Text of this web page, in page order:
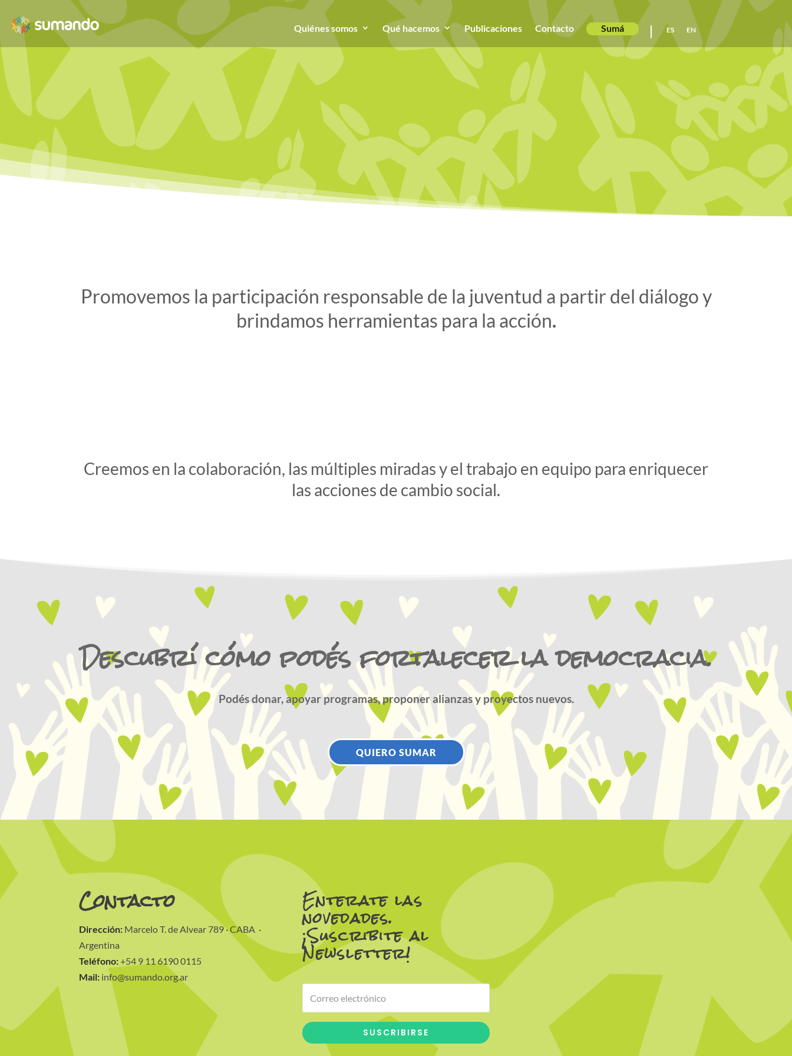
Quiénes somos Qué hacemos Publicaciones Contacto Sumá ES EN
Juventudes
Promovemos la participación responsable de la juventud a partir del diálogo y
brindamos herramientas para la acción.
Creemos en la colaboración, las múltiples miradas y el trabajo en equipo para enriquecer
las acciones de cambio social.
Descubrí cómo podés fortalecer la democracia.
Podés donar, apoyar programas, proponer alianzas y proyectos nuevos.
QUIERO SUMAR
Contacto
Dirección: Marcelo T. de Alvear 789 · CABA ·
Argentina
Teléfono:+54 9 11 6190 0115
Mail: info@sumando.org.ar
Enterate las
novedades.
¡Suscribite al
Newsletter!
SUSCRIBIRSE